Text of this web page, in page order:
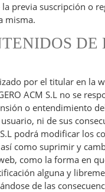
previa suscripción o
misma.
DE
por el titular en la
ACM S.L no se
o entendimiento
ni de sus
S.L podrá modificar los
como suprimir y
como la forma en
alguna y
de las